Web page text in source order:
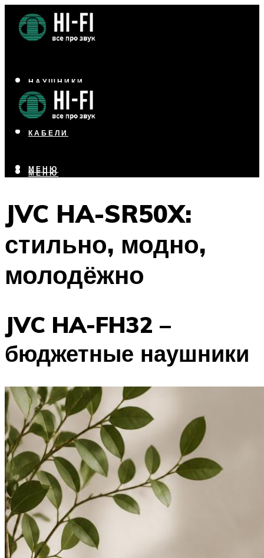
НАУШНИКИ
АКУСТИКА
УСИЛИТЕЛИ
КАБЕЛИ
МЕНЮ
МЕНЮ
JVC HA-SR50X:
стильно, модно,
молодёжно
JVC HA-FH32 –
бюджетные наушники